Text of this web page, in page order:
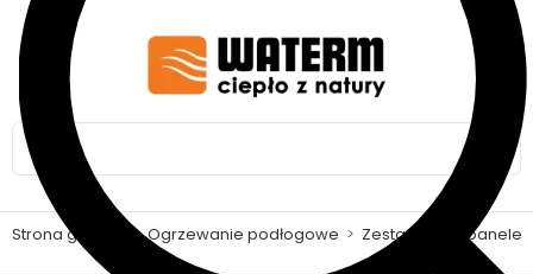
Strona główna > Ogrzewanie podłogowe > Zestawy pod panele